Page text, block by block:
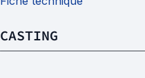
CASTING